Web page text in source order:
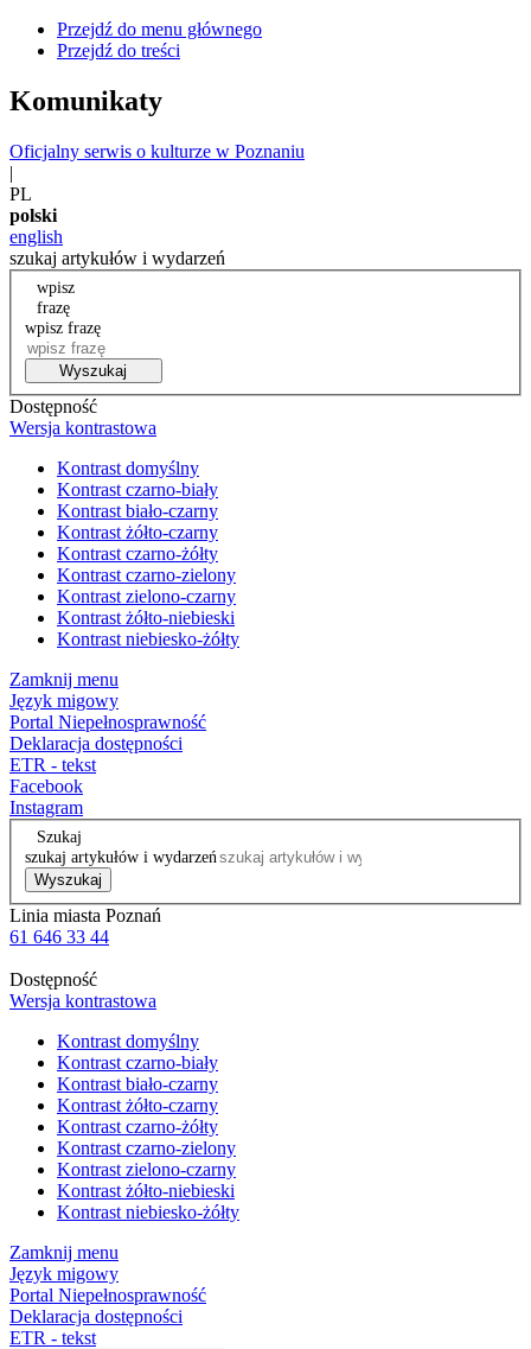
Przejdź do menu głównego
Przejdź do treści
Komunikaty
Oficjalny serwis o kulturze w Poznaniu
|
PL
polski
english
szukaj artykułów i wydarzeń
wpisz
frazę
wpisz frazę
Wyszukaj
Dostępność
Wersja kontrastowa
Kontrast domyślny
Kontrast czarno-biały
Kontrast biało-czarny
Kontrast żółto-czarny
Kontrast czarno-żółty
Kontrast czarno-zielony
Kontrast zielono-czarny
Kontrast żółto-niebieski
Kontrast niebiesko-żółty
Zamknij menu
Język migowy
Portal Niepełnosprawność
Deklaracja dostępności
ETR - tekst
Facebook
Instagram
Szukaj
szukaj artykułów i wydarzeń
Wyszukaj
Linia miasta Poznań
61 646 33 44
Dostępność
Wersja kontrastowa
Kontrast domyślny
Kontrast czarno-biały
Kontrast biało-czarny
Kontrast żółto-czarny
Kontrast czarno-żółty
Kontrast czarno-zielony
Kontrast zielono-czarny
Kontrast żółto-niebieski
Kontrast niebiesko-żółty
Zamknij menu
Język migowy
Portal Niepełnosprawność
Deklaracja dostępności
ETR - tekst